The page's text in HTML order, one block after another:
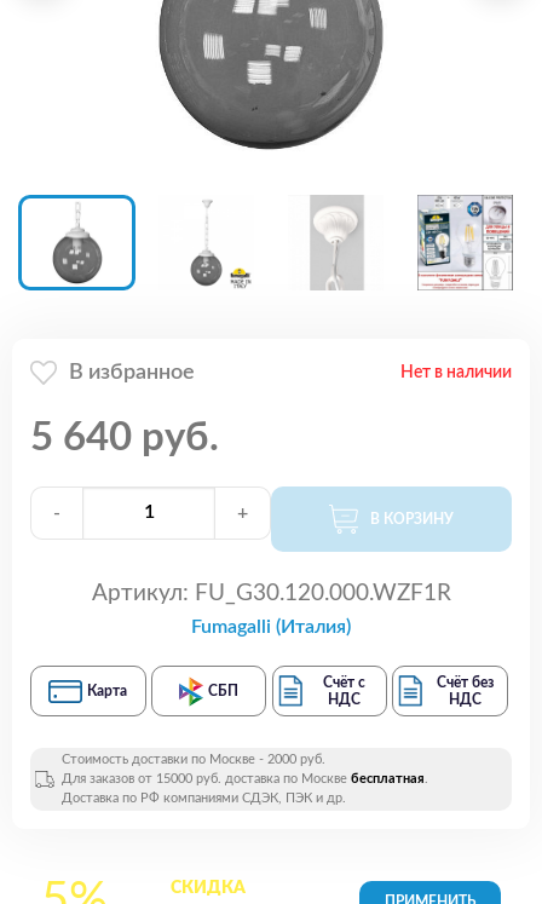
В избранное Нет в наличии
5 640 руб.
- + В КОРЗИНУ
Артикул: FU_G30.120.000.WZF1R
Fumagalli (Италия)
Карта СБП
Счёт с
НДС
Счёт без
НДС
Стоимость доставки по Москве - 2000 руб.
Для заказов от 15000 руб. доставка по Москве бесплатная.
Доставка по РФ компаниями СДЭК, ПЭК и др.
СКИДКАна все